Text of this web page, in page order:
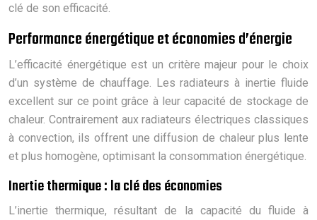
clé de son efficacité.
Performance énergétique et économies d’énergie
L’efficacité énergétique est un critère majeur pour le choix
d’un système de chauffage. Les radiateurs à inertie fluide
excellent sur ce point grâce à leur capacité de stockage de
chaleur. Contrairement aux radiateurs électriques classiques
à convection, ils offrent une diffusion de chaleur plus lente
et plus homogène, optimisant la consommation énergétique.
Inertie thermique : la clé des économies
L’inertie thermique, résultant de la capacité du fluide à